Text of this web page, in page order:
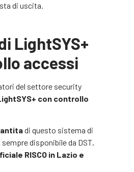
di uscita.
LightSYS+
accessi
del settore security
con controllo
di questo sistema di
disponibile da DST,
RISCO in Lazio e